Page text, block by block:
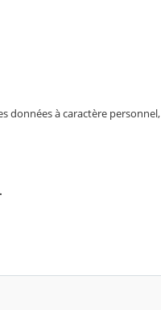
données à caractère personnel,
.